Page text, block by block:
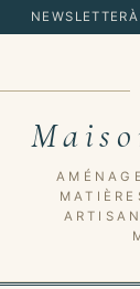
NEWSLETTER